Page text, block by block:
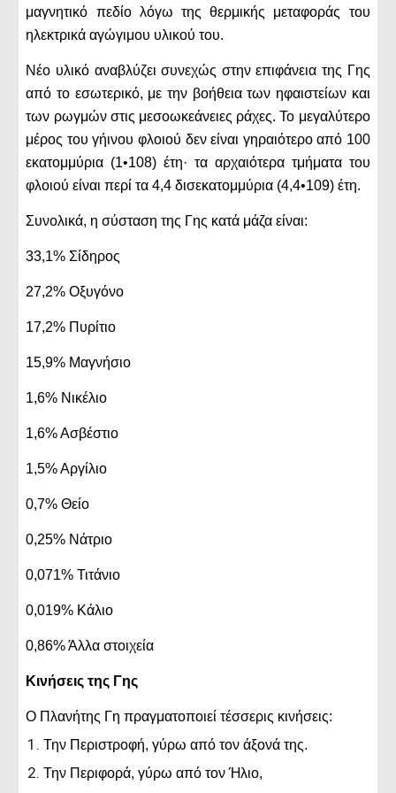
μαγνητικό πεδίο λόγω της θερμικής μεταφοράς του
ηλεκτρικά αγώγιμου υλικού του.
Νέο υλικό αναβλύζει συνεχώς στην επιφάνεια της Γης
από το εσωτερικό, με την βοήθεια των ηφαιστείων και
των ρωγμών στις μεσοωκεάνειες ράχες. Το μεγαλύτερο
μέρος του γήινου φλοιού δεν είναι γηραιότερο από 100
εκατομμύρια (1•108) έτη· τα αρχαιότερα τμήματα του
φλοιού είναι περί τα 4,4 δισεκατομμύρια (4,4•109) έτη.
Συνολικά, η σύσταση της Γης κατά μάζα είναι:
33,1% Σίδηρος
27,2% Οξυγόνο
17,2% Πυρίτιο
15,9% Μαγνήσιο
1,6% Νικέλιο
1,6% Ασβέστιο
1,5% Αργίλιο
0,7% Θείο
0,25% Νάτριο
0,071% Τιτάνιο
0,019% Κάλιο
0,86% Άλλα στοιχεία
Κινήσεις της Γης
Ο Πλανήτης Γη πραγματοποιεί τέσσερις κινήσεις:
Την Περιστροφή, γύρω από τον άξονά της.
Την Περιφορά, γύρω από τον Ήλιο,